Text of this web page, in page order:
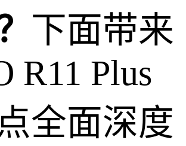
下面带来
R11 Plus
全面深度